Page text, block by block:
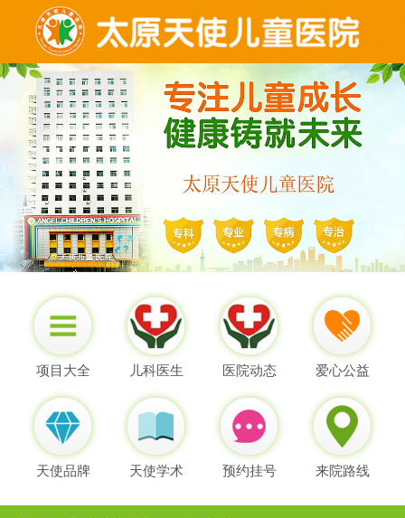
项目大全 儿科医生 医院动态 爱心公益
天使品牌 天使学术 预约挂号 来院路线